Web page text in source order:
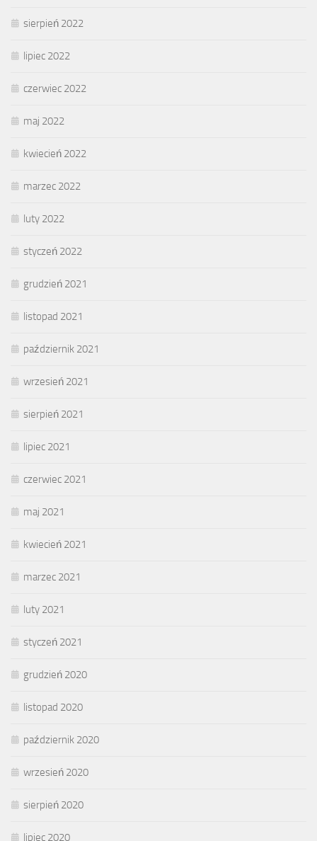
sierpień 2022
lipiec 2022
czerwiec 2022
maj 2022
kwiecień 2022
marzec 2022
luty 2022
styczeń 2022
grudzień 2021
listopad 2021
październik 2021
wrzesień 2021
sierpień 2021
lipiec 2021
czerwiec 2021
maj 2021
kwiecień 2021
marzec 2021
luty 2021
styczeń 2021
grudzień 2020
listopad 2020
październik 2020
wrzesień 2020
sierpień 2020
lipiec 2020